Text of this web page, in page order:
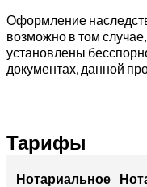
Оформление
возможно в том
установлены
документах, данной
Тарифы
Нотариальное